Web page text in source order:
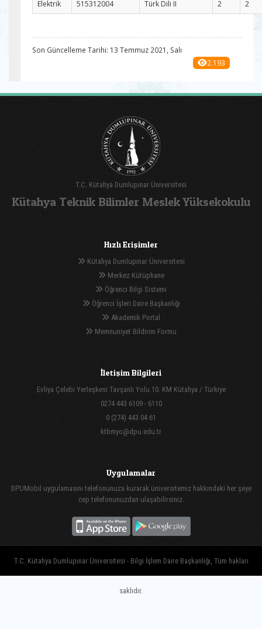
Elektrik
515312004 Türk Dili II 2 2
Son Güncelleme Tarihi: 13 Temmuz 2021, Salı
2.193
T.C. Kütahya Dumlupınar Üniversitesi
Kütahya Teknik Bilimler Meslek Yüksekokulu
Hızlı Erişimler
Kütahya Dumlupınar Üniversitesi
Merkez Kütüphane
Öğrenci Bilgi Sistemi
Öğrenci İşleri Daire Başkanlığı
Akademik Portal
Memnuniyet Bildirim Formu
İletişim Bilgileri
Evliya Çelebi Yerleşkesi Tavşanlı Yolu 10. KM Kütahya / Türkiye
0274 443 6109 - 6110
0 (274) 443 04 61
ktbmyo@dpu.edu.tr
Uygulamalar
DPUMobil uygulamasını telefonunuza kurarak üniversitemiz hakkındaki her şeye
cep telefonunuzdan ulaşabilirsiniz.
T.C. Kütahya Dumlupınar Üniversitesi - Bilgi İşlem Daire Başkanlığı, Tüm hakları
saklıdır.